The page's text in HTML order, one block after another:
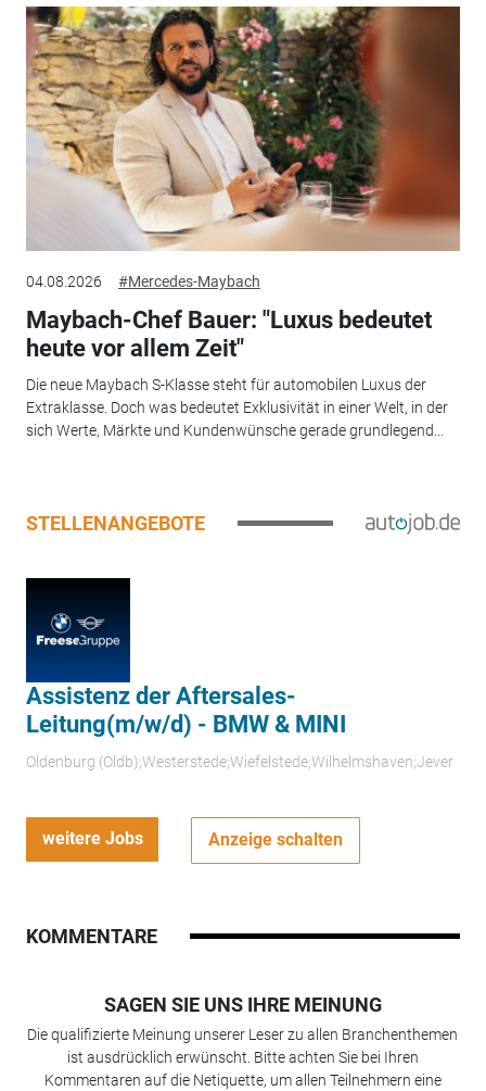
04.08.2026 #Mercedes-Maybach
Maybach-Chef Bauer: "Luxus bedeutet
heute vor allem Zeit"
Die neue Maybach S-Klasse steht für automobilen Luxus der
Extraklasse. Doch was bedeutet Exklusivität in einer Welt, in der
sich Werte, Märkte und Kundenwünsche gerade grundlegend...
STELLENANGEBOTE
Assistenz der Aftersales-
Leitung(m/w/d) - BMW & MINI
Oldenburg (Oldb);Westerstede;Wiefelstede;Wilhelmshaven;Jever
weitere Jobs Anzeige schalten
KOMMENTARE
SAGEN SIE UNS IHRE MEINUNG
Die qualifizierte Meinung unserer Leser zu allen Branchenthemen
ist ausdrücklich erwünscht. Bitte achten Sie bei Ihren
Kommentaren auf die Netiquette, um allen Teilnehmern eine